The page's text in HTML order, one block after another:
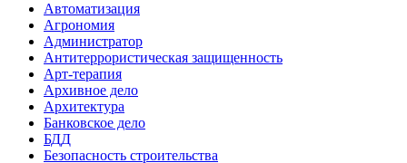
Автоматизация
Агрономия
Администратор
Антитеррористическая защищенность
Арт-терапия
Архивное дело
Архитектура
Банковское дело
БДД
Безопасность строительства